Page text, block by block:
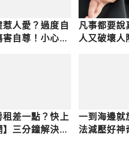
惹人愛？過度自
害自尊！小心5
凡事都要
人又破壞人
租差一點？快上
】三分鐘解決燃
一到海邊就
法減壓好神